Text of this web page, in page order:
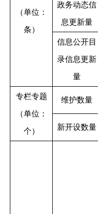
（单位：
条）
政务动态信
息更新量
信息公开目
录信息更新
量
专栏专题
（单位：
个）
维护数量
新开设数量